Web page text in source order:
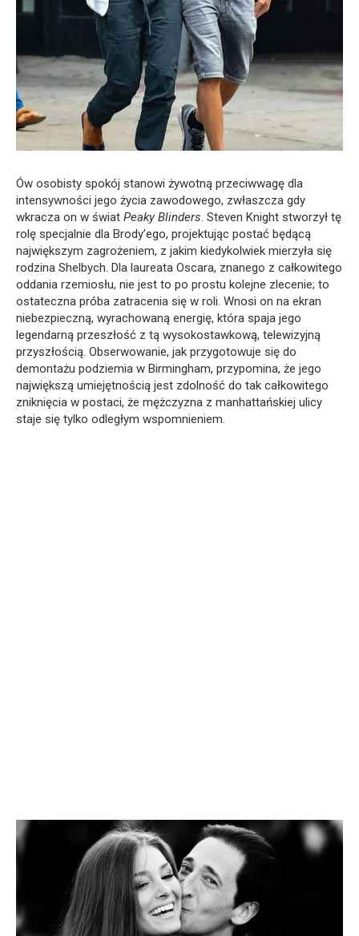
Ów osobisty spokój stanowi żywotną przeciwwagę dla
intensywności jego życia zawodowego, zwłaszcza gdy
wkracza on w świat Peaky Blinders. Steven Knight stworzył tę
rolę specjalnie dla Brody’ego, projektując postać będącą
największym zagrożeniem, z jakim kiedykolwiek mierzyła się
rodzina Shelbych. Dla laureata Oscara, znanego z całkowitego
oddania rzemiosłu, nie jest to po prostu kolejne zlecenie; to
ostateczna próba zatracenia się w roli. Wnosi on na ekran
niebezpieczną, wyrachowaną energię, która spaja jego
legendarną przeszłość z tą wysokostawkową, telewizyjną
przyszłością. Obserwowanie, jak przygotowuje się do
demontażu podziemia w Birmingham, przypomina, że jego
największą umiejętnością jest zdolność do tak całkowitego
zniknięcia w postaci, że mężczyzna z manhattańskiej ulicy
staje się tylko odległym wspomnieniem.